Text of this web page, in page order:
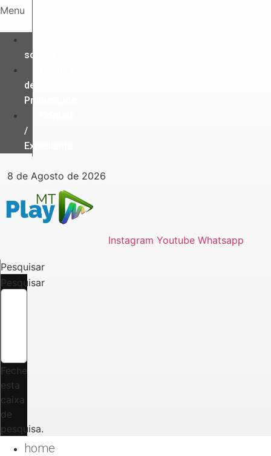
Ir
o
conteúdo
Menu
somos
de
Privacidade
/
Expediente
8 de Agosto de 2026
Instagram Youtube Whatsapp
Pesquisar
Pesquisar
Feche
esta
caixa
de
pesquisa.
home